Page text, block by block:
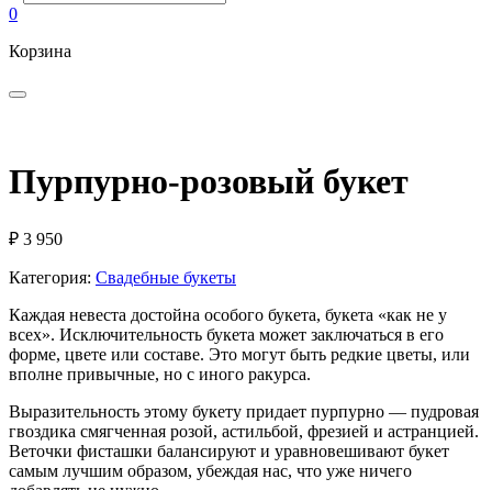
0
Корзина
Пурпурно-розовый букет
₽ 3 950
Категория: Свадебные букеты
Каждая невеста достойна особого букета, букета «как не у
всех». Исключительность букета может заключаться в его
форме, цвете или составе. Это могут быть редкие цветы, или
вполне привычные, но с иного ракурса.
Выразительность этому букету придает пурпурно — пудровая
гвоздика смягченная розой, астильбой, фрезией и астранцией.
Веточки фисташки балансируют и уравновешивают букет
самым лучшим образом, убеждая нас, что уже ничего